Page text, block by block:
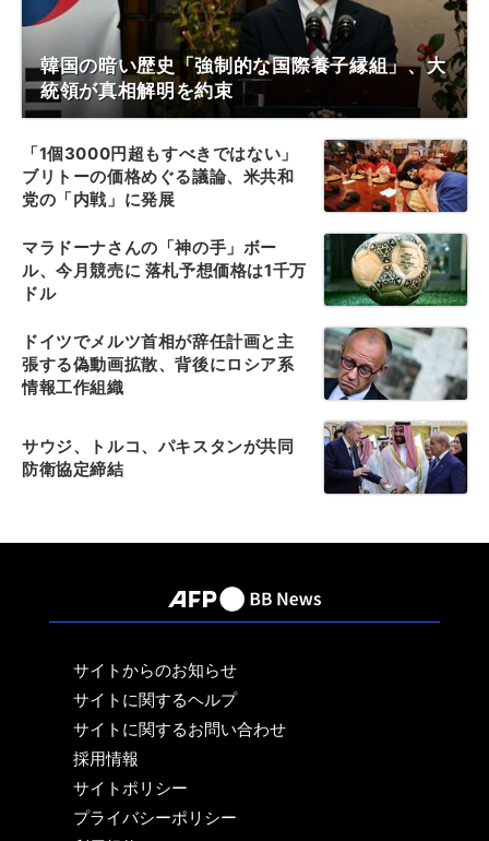
韓国の暗い歴史「強制的な国際養子縁組」、大
統領が真相解明を約束
「1個3000円超もすべきではない」
ブリトーの価格めぐる議論、米共和
党の「内戦」に発展
マラドーナさんの「神の手」ボー
ル、今月競売に 落札予想価格は1千万
ドル
ドイツでメルツ首相が辞任計画と主
張する偽動画拡散、背後にロシア系
情報工作組織
サウジ、トルコ、パキスタンが共同
防衛協定締結
サイトからのお知らせ
サイトに関するヘルプ
サイトに関するお問い合わせ
採用情報
サイトポリシー
プライバシーポリシー